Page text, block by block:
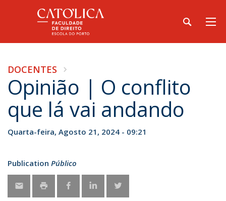
DOCENTES
Opinião | O conflito
que lá vai andando
Quarta-feira, Agosto 21, 2024 - 09:21
Publication Público